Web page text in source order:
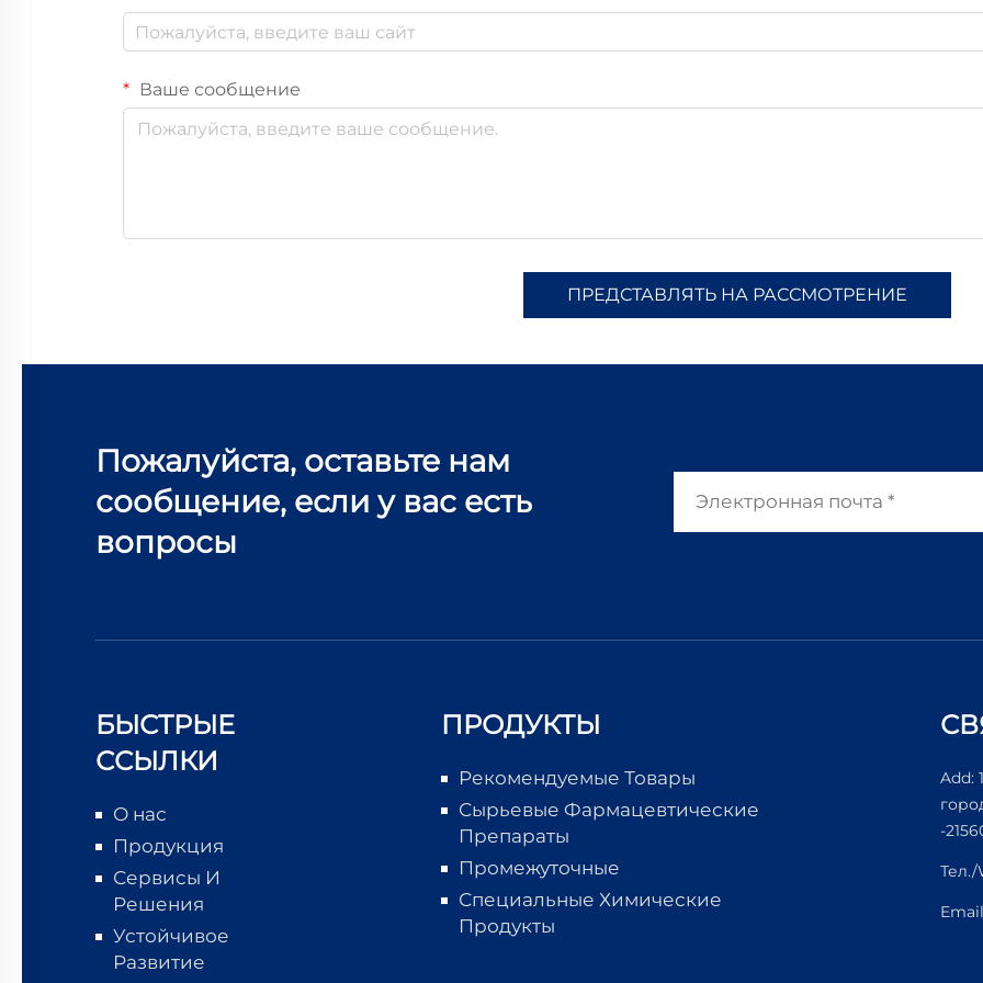
Ваше сообщение
ПРЕДСТАВЛЯТЬ НА РАССМОТРЕНИЕ
Пожалуйста, оставьте нам
сообщение, если у вас есть
вопросы
БЫСТРЫЕ
ССЫЛКИ
О нас
Продукция
Сервисы И
Решения
Устойчивое
Развитие
ПРОДУКТЫ
Рекомендуемые Товары
Сырьевые Фармацевтические
Препараты
Промежуточные
Специальные Химические
Продукты
Add:
-
Тел./